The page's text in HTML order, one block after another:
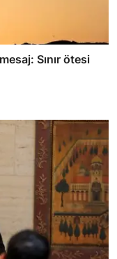
Sınır ötesi